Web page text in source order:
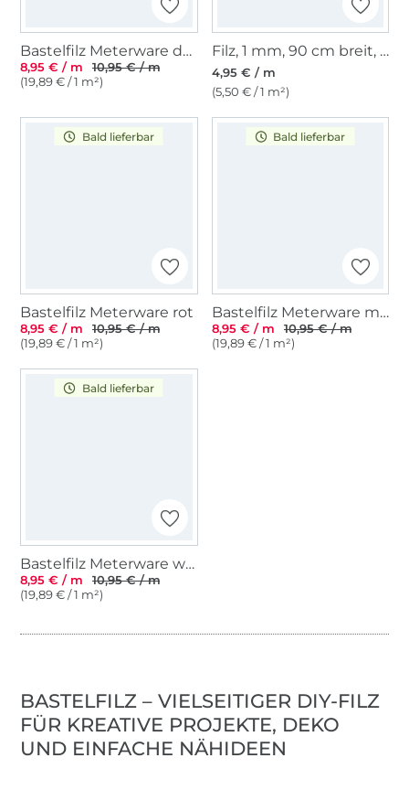
Bastelfilz Meterware dunkelgrau meliert
8,95 € / m
10,95 € / m
(19,89 € / 1 m²)
Filz, 1 mm, 90 cm breit, grasgrün
4,95 € / m
(5,50 € / 1 m²)
Bald lieferbar
Bastelfilz Meterware rot
8,95 € / m
10,95 € / m
(19,89 € / 1 m²)
Bald lieferbar
Bastelfilz Meterware moosgrün
8,95 € / m
10,95 € / m
(19,89 € / 1 m²)
Bald lieferbar
Bastelfilz Meterware weiss
8,95 € / m
10,95 € / m
(19,89 € / 1 m²)
BASTELFILZ – VIELSEITIGER DIY-FILZ
FÜR KREATIVE PROJEKTE, DEKO
UND EINFACHE NÄHIDEEN